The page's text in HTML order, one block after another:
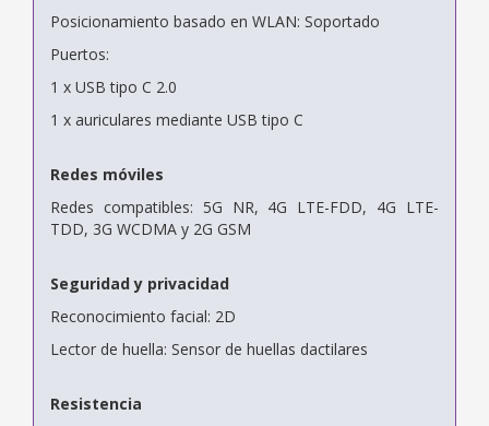
Posicionamiento basado en WLAN: Soportado
Puertos:
1 x USB tipo C 2.0
1 x auriculares mediante USB tipo C
Redes móviles
Redes compatibles: 5G NR, 4G LTE-FDD, 4G LTE-
TDD, 3G WCDMA y 2G GSM
Seguridad y privacidad
Reconocimiento facial: 2D
Lector de huella: Sensor de huellas dactilares
Resistencia